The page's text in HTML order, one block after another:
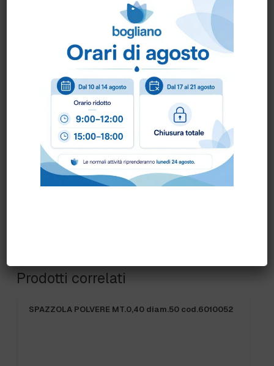
Come ordinare?
Puoi ordinare chiamando al0172 478161oppure
scrivendo una mail ainfo@bogliano.it.
Per ogni informazione siamo a disposizione.
Prodotti correlati
SPAZZOLA POLVERE MT.0,40 diam.50 cod.6010052